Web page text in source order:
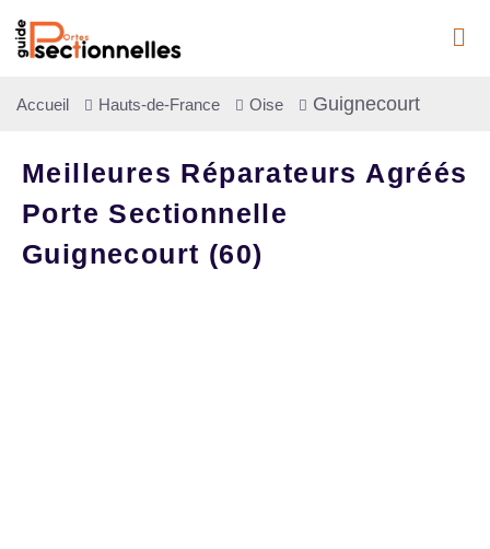
Accueil Hauts-de-France Oise Guignecourt
Meilleures Réparateurs Agréés
Porte Sectionnelle
Guignecourt (60)